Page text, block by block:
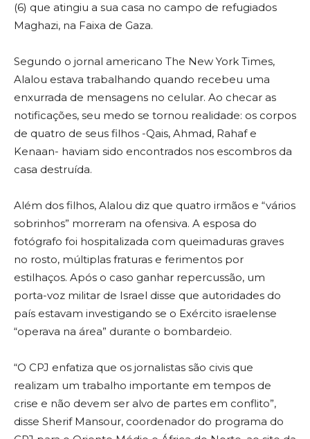
(6) que atingiu a sua casa no campo de refugiados
Maghazi, na Faixa de Gaza.
Segundo o jornal americano The New York Times,
Alalou estava trabalhando quando recebeu uma
enxurrada de mensagens no celular. Ao checar as
notificações, seu medo se tornou realidade: os corpos
de quatro de seus filhos -Qais, Ahmad, Rahaf e
Kenaan- haviam sido encontrados nos escombros da
casa destruída.
Além dos filhos, Alalou diz que quatro irmãos e “vários
sobrinhos” morreram na ofensiva. A esposa do
fotógrafo foi hospitalizada com queimaduras graves
no rosto, múltiplas fraturas e ferimentos por
estilhaços. Após o caso ganhar repercussão, um
porta-voz militar de Israel disse que autoridades do
país estavam investigando se o Exército israelense
“operava na área” durante o bombardeio.
“O CPJ enfatiza que os jornalistas são civis que
realizam um trabalho importante em tempos de
crise e não devem ser alvo de partes em conflito”,
disse Sherif Mansour, coordenador do programa do